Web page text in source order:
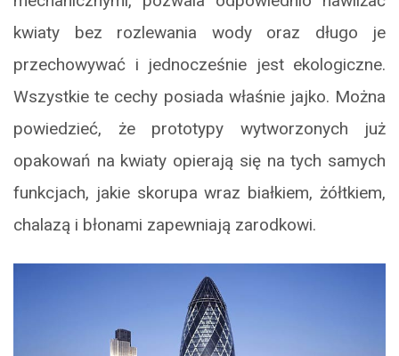
kwiaty bez rozlewania wody oraz długo je
przechowywać i jednocześnie jest ekologiczne.
Wszystkie te cechy posiada właśnie jajko. Można
powiedzieć, że prototypy wytworzonych już
opakowań na kwiaty opierają się na tych samych
funkcjach, jakie skorupa wraz białkiem, żółtkiem,
chalazą i błonami zapewniają zarodkowi.